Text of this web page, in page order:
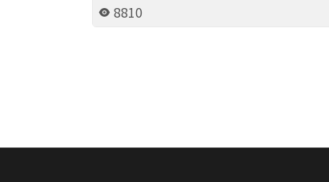
8810